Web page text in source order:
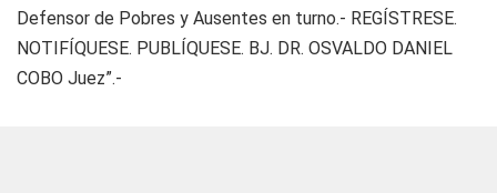
Defensor de Pobres y Ausentes en turno.- REGÍSTRESE.
NOTIFÍQUESE. PUBLÍQUESE. BJ. DR. OSVALDO DANIEL
COBO Juez”.-